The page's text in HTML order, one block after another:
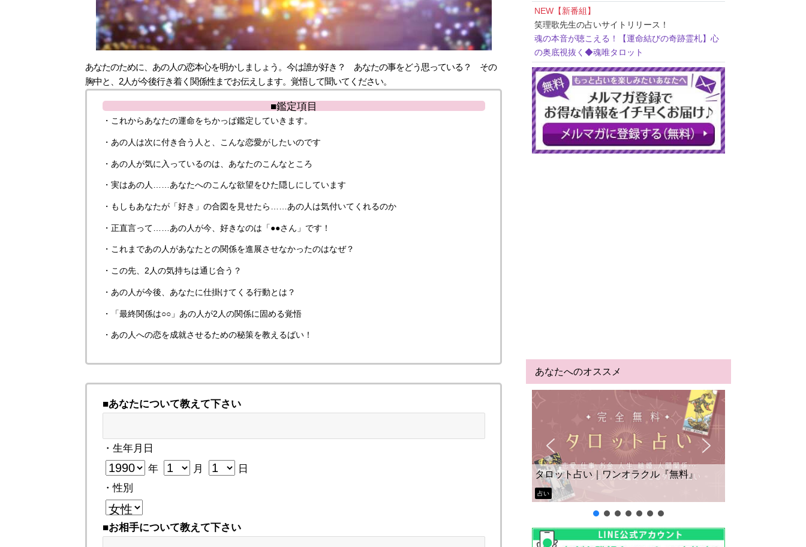
あなたのために、あの人の恋本心を明かしましょう。今は誰が好き？ あなたの事をどう思っている？ その
胸中と、2人が今後行き着く関係性までお伝えします。覚悟して聞いてください。
■鑑定項目
・これからあなたの運命をちかっぱ鑑定していきます。
・あの人は次に付き合う人と、こんな恋愛がしたいのです
・あの人が気に入っているのは、あなたのこんなところ
・実はあの人……あなたへのこんな欲望をひた隠しにしています
・もしもあなたが「好き」の合図を見せたら……あの人は気付いてくれるのか
・正直言って……あの人が今、好きなのは「●●さん」です！
・これまであの人があなたとの関係を進展させなかったのはなぜ？
・この先、2人の気持ちは通じ合う？
・あの人が今後、あなたに仕掛けてくる行動とは？
・「最終関係は○○」あの人が2人の関係に固める覚悟
・あの人への恋を成就させるための秘策を教えるばい！
■あなたについて教えて下さい
・生年月日
年 月
日
・性別
■お相手について教えて下さい
NEW【新番組】
笑理歌先生の占いサイトリリース！
魂の本音が聴こえる！【運命結びの奇跡霊札】心
の奥底視抜く◆魂唯タロット
あなたへのオススメ
タロット占い｜ワンオラクル『無料』
占い